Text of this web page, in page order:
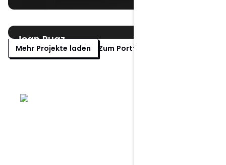
Jean Ruaz
Visitenkarten
Printdesign
Mehr Projekte laden Zum Portfolio >